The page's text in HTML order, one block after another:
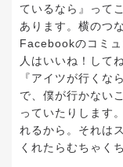
ているなら』って
あります。横のつ
Facebookのコミュ
人はいいね！して
『アイツが行くな
で、僕が行かない
っていたりします
れるから。それは
くれたらむちゃく